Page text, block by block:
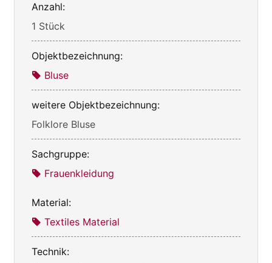
Anzahl:
1 Stück
Objektbezeichnung:
Bluse
weitere Objektbezeichnung:
Folklore Bluse
Sachgruppe:
Frauenkleidung
Material:
Textiles Material
Technik: